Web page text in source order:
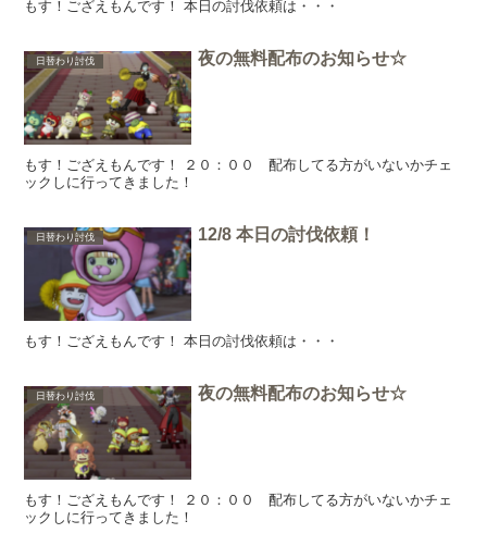
もす！ござえもんです！ 本日の討伐依頼は・・・
日替わり討伐 夜の無料配布のお知らせ☆
もす！ござえもんです！ ２０：００ 配布してる方がいないかチェ
ックしに行ってきました！
日替わり討伐 12/8 本日の討伐依頼！
もす！ござえもんです！ 本日の討伐依頼は・・・
日替わり討伐 夜の無料配布のお知らせ☆
もす！ござえもんです！ ２０：００ 配布してる方がいないかチェ
ックしに行ってきました！